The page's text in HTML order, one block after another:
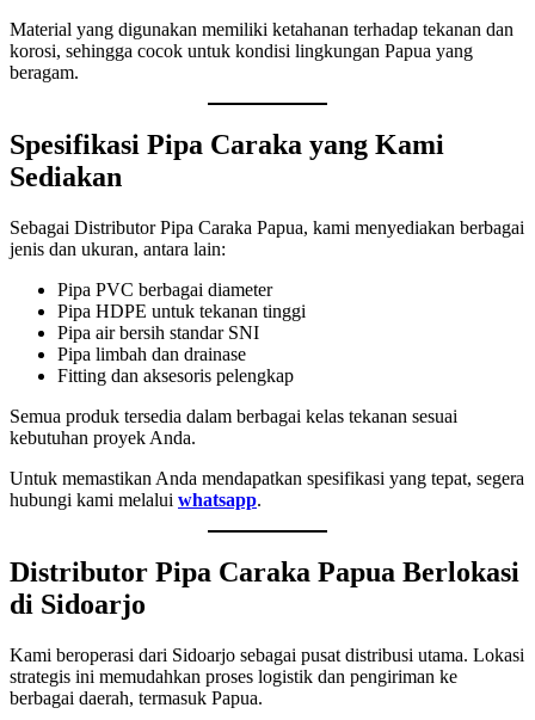
Material yang digunakan memiliki ketahanan terhadap tekanan dan
korosi, sehingga cocok untuk kondisi lingkungan Papua yang
beragam.
Spesifikasi Pipa Caraka yang Kami
Sediakan
Sebagai Distributor Pipa Caraka Papua, kami menyediakan berbagai
jenis dan ukuran, antara lain:
Pipa PVC berbagai diameter
Pipa HDPE untuk tekanan tinggi
Pipa air bersih standar SNI
Pipa limbah dan drainase
Fitting dan aksesoris pelengkap
Semua produk tersedia dalam berbagai kelas tekanan sesuai
kebutuhan proyek Anda.
Untuk memastikan Anda mendapatkan spesifikasi yang tepat, segera
hubungi kami melalui whatsapp.
Distributor Pipa Caraka Papua Berlokasi
di Sidoarjo
Kami beroperasi dari Sidoarjo sebagai pusat distribusi utama. Lokasi
strategis ini memudahkan proses logistik dan pengiriman ke
berbagai daerah, termasuk Papua.